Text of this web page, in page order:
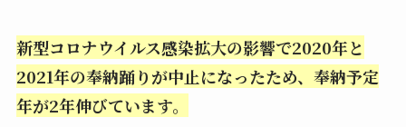
新型コロナウイルス感染拡大の影響で2020年と
2021年の奉納踊りが中止になったため、奉納予定
年が2年伸びています。